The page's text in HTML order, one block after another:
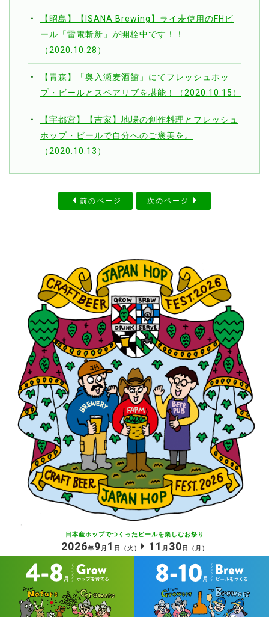
【昭島】【ISANA Brewing】ライ麦使用のFHビ
ール「雷電斬新」が開栓中です！！
（2020.10.28）
【青森】「奥入瀬麦酒館」にてフレッシュホッ
プ・ビールとスペアリブを堪能！（2020.10.15）
【宇都宮】【吉家】地場の創作料理とフレッシュ
ホップ・ビールで自分へのご褒美を。
（2020.10.13）
前のページ 次のページ
日本産ホップでつくったビールを楽しむお祭り
2026年9 月 1 日 （火） 11 月 30 日 （月）